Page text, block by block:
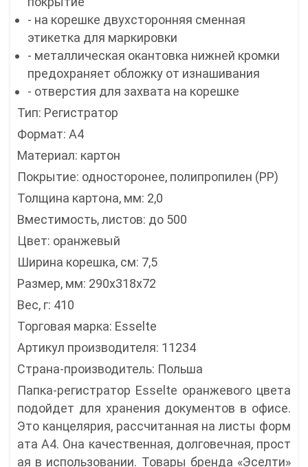
- на корешке двухсторонняя сменная
этикетка для маркировки
- металлическая окантовка нижней кромки
предохраняет обложку от изнашивания
- отверстия для захвата на корешке
Тип: Регистратор
Формат: А4
Материал: картон
Покрытие: односторонее, полипропилен (РР)
Толщина картона, мм: 2,0
Вместимость, листов: до 500
Цвет: оранжевый
Ширина корешка, см: 7,5
Размер, мм: 290х318х72
Вес, г: 410
Торговая марка: Esselte
Артикул производителя: 11234
Страна-производитель: Польша
Папка-регистратор Esselte оранжевого цвета
подойдет для хранения документов в офисе.
Это канцелярия, рассчитанная на листы форм
ата А4. Она качественная, долговечная, прост
ая в использовании. Товары бренда «Эселти»